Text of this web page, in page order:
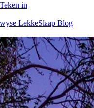
Teken in
LekkeSlaap Blog